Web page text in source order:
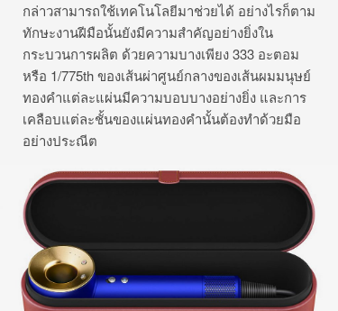
กล่าวสามารถใช้เทคโนโลยีมาช่วยได้ อย่างไรก็ตาม
ทักษะงานฝีมือนั้นยังมีความสำคัญอย่างยิ่งใน
กระบวนการผลิต ด้วยความบางเพียง 333 อะตอม
หรือ 1/775th ของเส้นผ่าศูนย์กลางของเส้นผมมนุษย์
ทองคำแต่ละแผ่นมีความบอบบางอย่างยิ่ง และการ
เคลือบแต่ละชั้นของแผ่นทองคำนั้นต้องทำด้วยมือ
อย่างประณีต